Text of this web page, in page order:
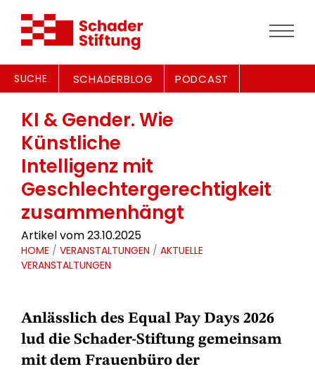
SUCHE SCHADERBLOG PODCAST
KI & Gender. Wie
Künstliche
Intelligenz mit
Geschlechtergerechtigkeit
zusammenhängt
Artikel vom 23.10.2025
HOME / VERANSTALTUNGEN / AKTUELLE
VERANSTALTUNGEN
Anlässlich des Equal Pay Days 2026
lud die Schader-Stiftung gemeinsam
mit dem Frauenbüro der